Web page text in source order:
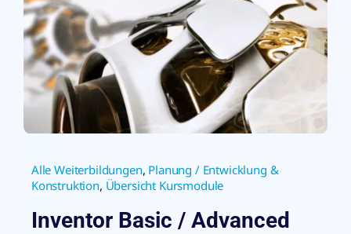
Alle Weiterbildungen, Planung / Entwicklung &
Konstruktion, Übersicht Kursmodule
Inventor Basic / Advanced